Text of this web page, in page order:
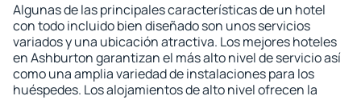
Algunas de las principales características de un hotel
con todo incluido bien diseñado son unos servicios
variados y una ubicación atractiva. Los mejores hoteles
en Ashburton garantizan el más alto nivel de servicio así
como una amplia variedad de instalaciones para los
huéspedes. Los alojamientos de alto nivel ofrecen la